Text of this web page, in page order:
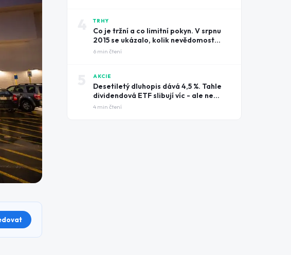
TRHY
Co je tržní a co limitní pokyn. V srpnu
2015 se ukázalo, kolik nevědomost
může stát
6 min čtení
AKCIE
Desetiletý dluhopis dává 4,5 %. Tahle
dividendová ETF slibují víc - ale ne
zadarmo
4 min čtení